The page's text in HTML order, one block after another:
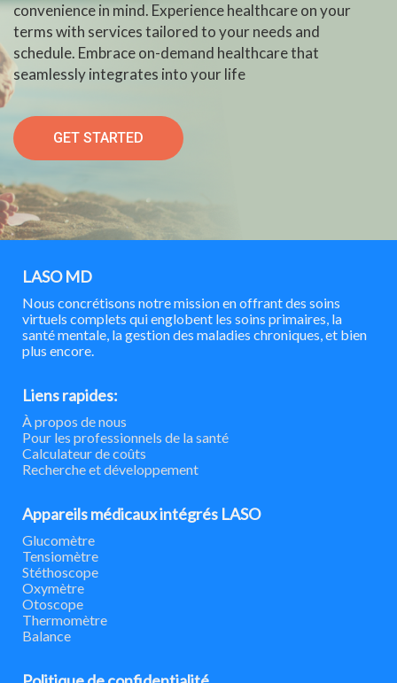
convenience in mind. Experience healthcare on your
terms with services tailored to your needs and
schedule. Embrace on-demand healthcare that
seamlessly integrates into your life
GET STARTED
LASO MD
Nous concrétisons notre mission en offrant des soins
virtuels complets qui englobent les soins primaires, la
santé mentale, la gestion des maladies chroniques, et bien
plus encore.
Liens rapides:
À propos de nous
Pour les professionnels de la santé
Calculateur de coûts
Recherche et développement
Appareils médicaux intégrés LASO
Glucomètre
Tensiomètre
Stéthoscope
Oxymètre
Otoscope
Thermomètre
Balance